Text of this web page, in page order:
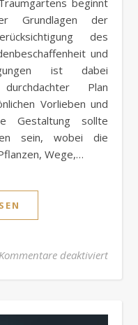
beginnt
Grundlagen der
des
und
ist dabei
Plan
Vorlieben und
Gestaltung sollte
sein, wobei die
Wege,…
deaktiviertfür